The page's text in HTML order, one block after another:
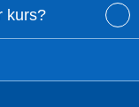
kurs?